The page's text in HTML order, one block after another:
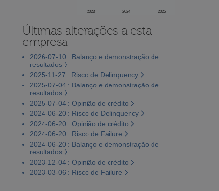
2023 2024 2025
Últimas alterações a esta
empresa
2026-07-10 : Balanço e demonstração de
resultados
2025-11-27 : Risco de Delinquency
2025-07-04 : Balanço e demonstração de
resultados
2025-07-04 : Opinião de crédito
2024-06-20 : Risco de Delinquency
2024-06-20 : Opinião de crédito
2024-06-20 : Risco de Failure
2024-06-20 : Balanço e demonstração de
resultados
2023-12-04 : Opinião de crédito
2023-03-06 : Risco de Failure